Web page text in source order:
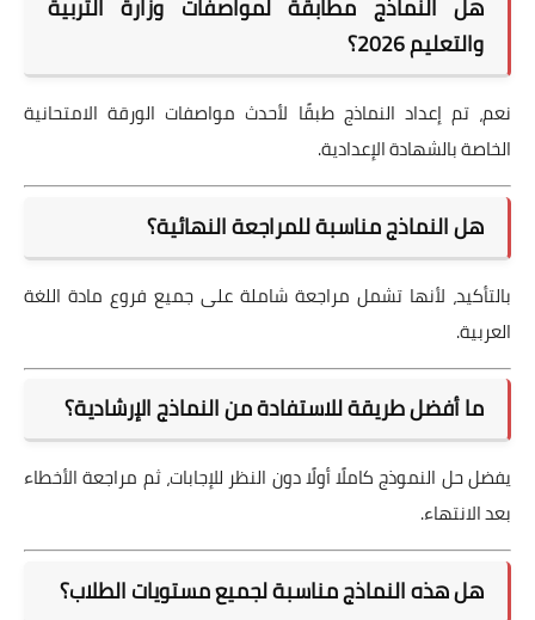
هل النماذج مطابقة لمواصفات وزارة التربية
والتعليم 2026؟
نعم، تم إعداد النماذج طبقًا لأحدث مواصفات الورقة الامتحانية
الخاصة بالشهادة الإعدادية.
هل النماذج مناسبة للمراجعة النهائية؟
بالتأكيد، لأنها تشمل مراجعة شاملة على جميع فروع مادة اللغة
العربية.
ما أفضل طريقة للاستفادة من النماذج الإرشادية؟
يفضل حل النموذج كاملًا أولًا دون النظر للإجابات، ثم مراجعة الأخطاء
بعد الانتهاء.
هل هذه النماذج مناسبة لجميع مستويات الطلاب؟